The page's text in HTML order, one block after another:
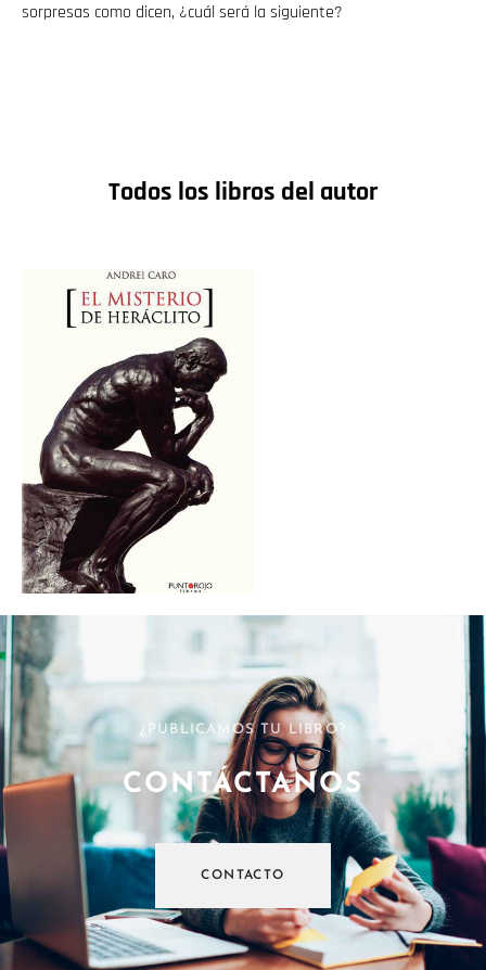
sorpresas como dicen, ¿cuál será la siguiente?
Todos los libros del autor
¿PUBLICAMOS TU LIBRO?
CONTÁCTANOS
CONTACTO